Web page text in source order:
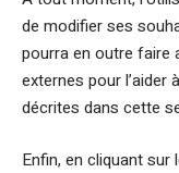
de modifier ses
pourra en outre faire
externes pour
décrites dans cette
Enfin, en cliquant